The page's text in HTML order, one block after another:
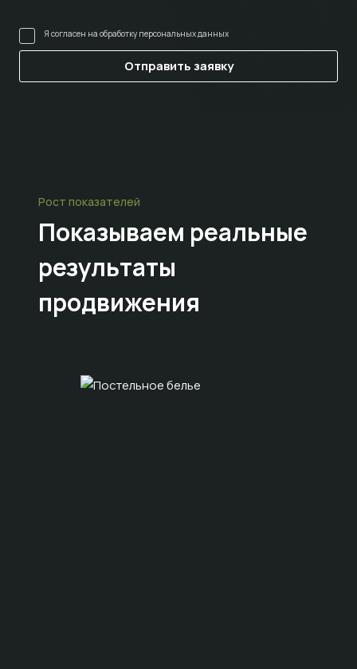
Я согласен на обработку персональных данных
Рост показателей
Показываем реальные
результаты
продвижения